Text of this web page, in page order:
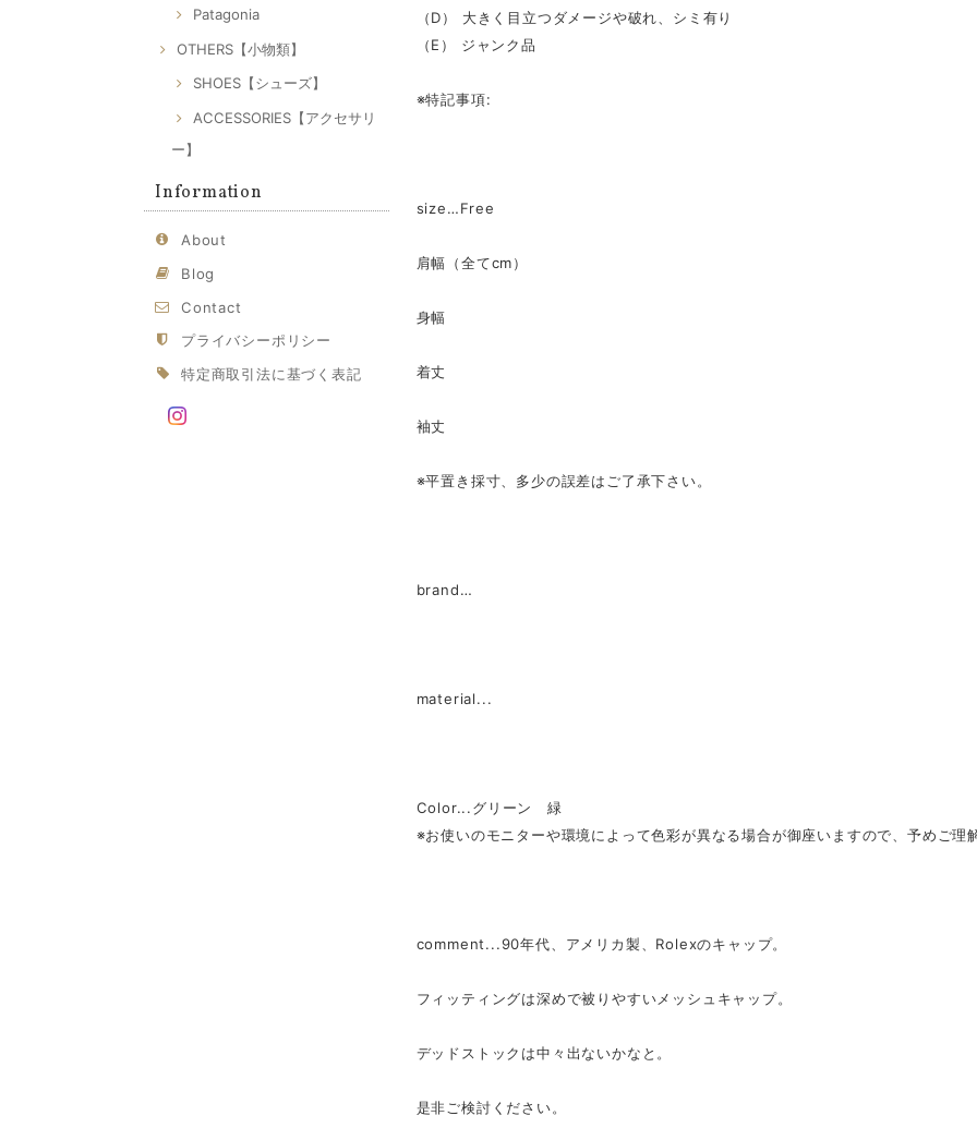
Patagonia
OTHERS【小物類】
SHOES【シューズ】
ACCESSORIES【アクセサリ
ー】
Information
About
Blog
Contact
プライバシーポリシー
特定商取引法に基づく表記
（D） 大きく目立つダメージや破れ、シミ有り
（E） ジャンク品
※特記事項:
size…Free
肩幅（全てcm）
身幅
着丈
袖丈
※平置き採寸、多少の誤差はご了承下さい。
brand…
material...
Color...グリーン 緑
※お使いのモニターや環境によって色彩が異なる場合が御座いますので、予めご理
comment...90年代、アメリカ製、Rolexのキャップ。
フィッティングは深めで被りやすいメッシュキャップ。
デッドストックは中々出ないかなと。
是非ご検討ください。